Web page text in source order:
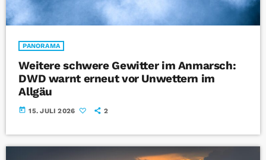
PANORAMA
Weitere schwere Gewitter im Anmarsch:
DWD warnt erneut vor Unwettern im
Allgäu
today 15. JULI 2026 2